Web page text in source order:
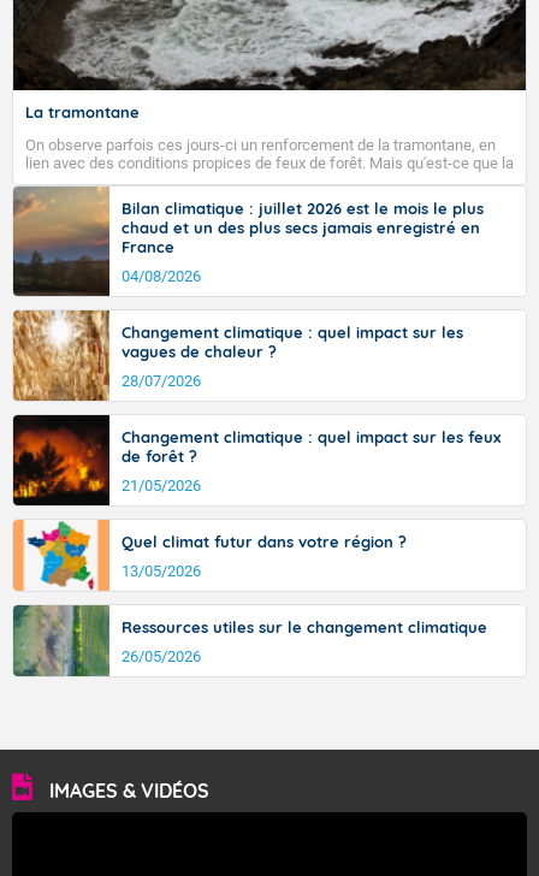
Fermer
La tramontane
On observe parfois ces jours-ci un renforcement de la tramontane, en
lien avec des conditions propices de feux de forêt. Mais qu'est-ce que la
tramontane ? Quelles sont ses caractéristiques ? La tramontane est un
vent turbulent soufflant de secteur nord-ouest à nord, ou ouest à nord-
ouest, dans un secteur qui part du Roussillon à la vallée de l’Aude et à
l’ouest de l’Hérault. L’étymologie de ce vent vient du latin trasmontanus,
signifiant au-delà des monts, en allusion aux régions montagneuses
d’où provient ce vent.
Bilan climatique : juillet 2026 est le mois le plus
chaud et un des plus secs jamais enregistré en
France
04/08/2026
Changement climatique : quel impact sur les
vagues de chaleur ?
28/07/2026
Changement climatique : quel impact sur les feux
de forêt ?
21/05/2026
Quel climat futur dans votre région ?
13/05/2026
Ressources utiles sur le changement climatique
26/05/2026
IMAGES & VIDÉOS